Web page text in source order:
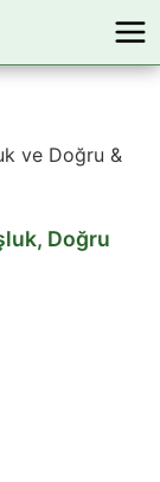
ve Doğru &
Doğru